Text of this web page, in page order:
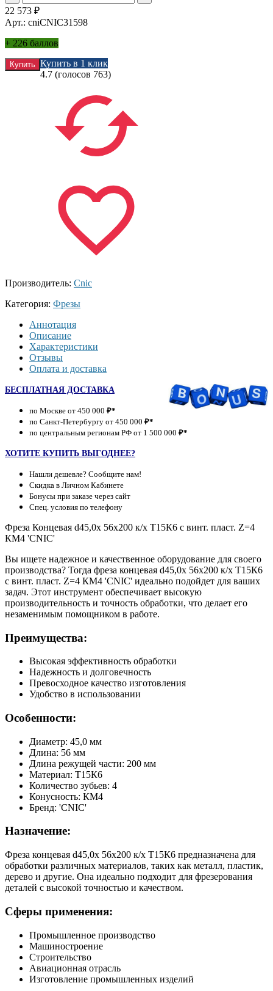
22 573 ₽
Арт.: cniCNIC31598
+ 226 баллов
Купить в 1 клик
4.7 (голосов 763)
Производитель: Cnic
Категория: Фрезы
Аннотация
Описание
Характеристики
Отзывы
Оплата и доставка
БЕСПЛАТНАЯ ДОСТАВКА
по Москве от 450 000 ₽*
по Санкт-Петербургу от 450 000 ₽*
по центральным регионам РФ от 1 500 000 ₽*
ХОТИТЕ КУПИТЬ ВЫГОДНЕЕ?
Нашли дешевле? Сообщите нам!
Скидка в Личном Кабинете
Бонусы при заказе через сайт
Спец. условия по телефону
Фреза Концевая d45,0х 56х200 к/х Т15К6 с винт. пласт. Z=4
КМ4 'CNIC'
Вы ищете надежное и качественное оборудование для своего
производства? Тогда фреза концевая d45,0х 56х200 к/х Т15К6
с винт. пласт. Z=4 КМ4 'CNIC' идеально подойдет для ваших
задач. Этот инструмент обеспечивает высокую
производительность и точность обработки, что делает его
незаменимым помощником в работе.
Преимущества:
Высокая эффективность обработки
Надежность и долговечность
Превосходное качество изготовления
Удобство в использовании
Особенности:
Диаметр: 45,0 мм
Длина: 56 мм
Длина режущей части: 200 мм
Материал: Т15К6
Количество зубьев: 4
Конусность: КМ4
Бренд: 'CNIC'
Назначение:
Фреза концевая d45,0х 56х200 к/х Т15К6 предназначена для
обработки различных материалов, таких как металл, пластик,
дерево и другие. Она идеально подходит для фрезерования
деталей с высокой точностью и качеством.
Сферы применения:
Промышленное производство
Машиностроение
Строительство
Авиационная отрасль
Изготовление промышленных изделий